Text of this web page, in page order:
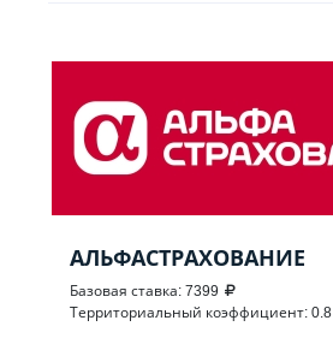
АЛЬФАСТРАХОВАНИЕ
Базовая ставка: 7399
Территориальный коэффициент: 0.8